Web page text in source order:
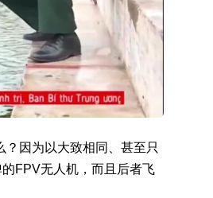
？因为以大致相同、甚至只
FPV无人机，而且后者飞